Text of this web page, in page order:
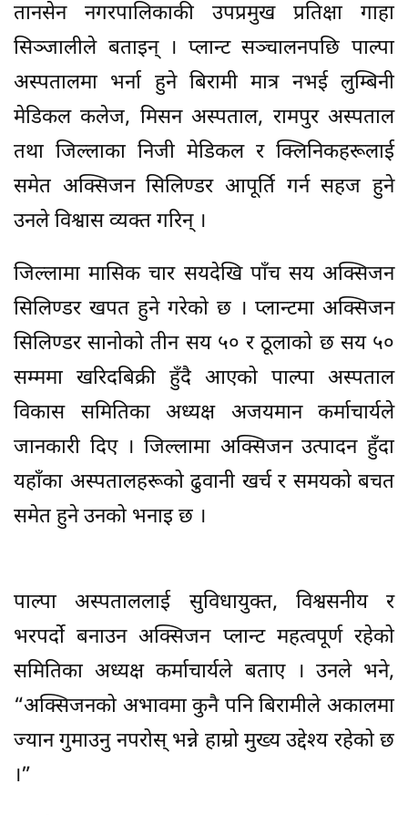
तानसेन नगरपालिकाकी उपप्रमुख प्रतिक्षा गाहा
सिञ्जालीले बताइन् । प्लान्ट सञ्चालनपछि पाल्पा
अस्पतालमा भर्ना हुने बिरामी मात्र नभई लुम्बिनी
मेडिकल कलेज, मिसन अस्पताल, रामपुर अस्पताल
तथा जिल्लाका निजी मेडिकल र क्लिनिकहरूलाई
समेत अक्सिजन सिलिण्डर आपूर्ति गर्न सहज हुने
उनले विश्वास व्यक्त गरिन् ।
जिल्लामा मासिक चार सयदेखि पाँच सय अक्सिजन
सिलिण्डर खपत हुने गरेको छ । प्लान्टमा अक्सिजन
सिलिण्डर सानोको तीन सय ५० र ठूलाको छ सय ५०
सम्ममा खरिदबिक्री हुँदै आएको पाल्पा अस्पताल
विकास समितिका अध्यक्ष अजयमान कर्माचार्यले
जानकारी दिए । जिल्लामा अक्सिजन उत्पादन हुँदा
यहाँका अस्पतालहरूको ढुवानी खर्च र समयको बचत
समेत हुने उनको भनाइ छ ।
पाल्पा अस्पताललाई सुविधायुक्त, विश्वसनीय र
भरपर्दाे बनाउन अक्सिजन प्लान्ट महत्वपूर्ण रहेको
समितिका अध्यक्ष कर्माचार्यले बताए । उनले भने,
“अक्सिजनको अभावमा कुनै पनि बिरामीले अकालमा
ज्यान गुमाउनु नपरोस् भन्ने हाम्रो मुख्य उद्देश्य रहेको छ
।”